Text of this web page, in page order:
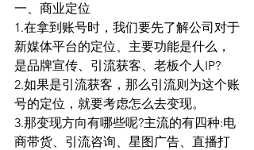
一、商业定位
1.在拿到账号时，我们要先了解公司对于
新媒体平台的定位、主要功能是什么，
是品牌宣传、引流获客、老板个人IP?
2.如果是引流获客，那么引流则为这个账
号的定位，就要考虑怎么去变现。
3.那变现方向有哪些呢?主流的有四种:电
商带货、引流咨询、星图广告、直播打